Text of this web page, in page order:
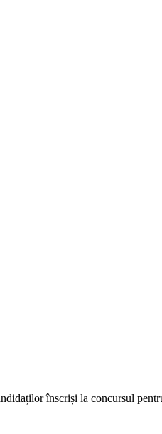
înscriși la concursul